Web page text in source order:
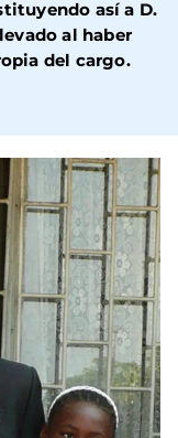
así a D.
al haber
del cargo.